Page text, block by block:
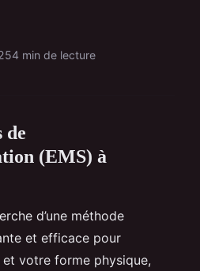
4 min de lecture
de
(EMS) à
d’une méthode
et efficace pour
votre forme physique,